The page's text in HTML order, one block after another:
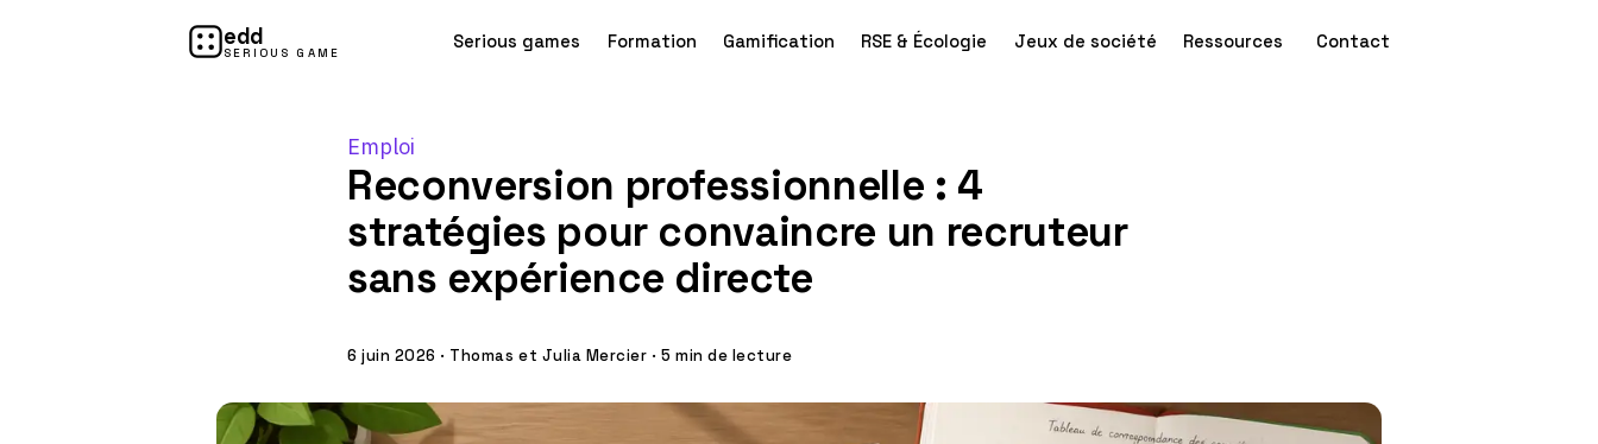
edd
SERIOUS GAME
Serious games Formation Gamification RSE & Écologie Jeux de société Ressources Contact
Emploi
Reconversion professionnelle : 4
stratégies pour convaincre un recruteur
sans expérience directe
6 juin 2026 · Thomas et Julia Mercier · 5 min de lecture